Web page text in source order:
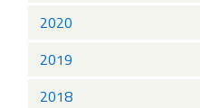
2020
2019
2018